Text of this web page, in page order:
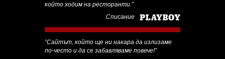
който ходим на ресторанти.”
Списание
‟Сайтът, който ще ни накара да излизаме
по-често и да се забавляваме повече!”